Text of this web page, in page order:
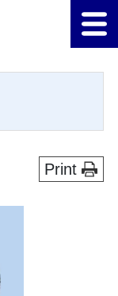
Print